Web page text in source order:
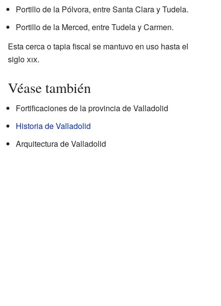
Portillo de la Pólvora, entre Santa Clara y Tudela.
Portillo de la Merced, entre Tudela y Carmen.
Esta cerca o tapia fiscal se mantuvo en uso hasta el
sigloxix.
Véase también
Fortificaciones de la provincia de Valladolid
Historia de Valladolid
Arquitectura de Valladolid